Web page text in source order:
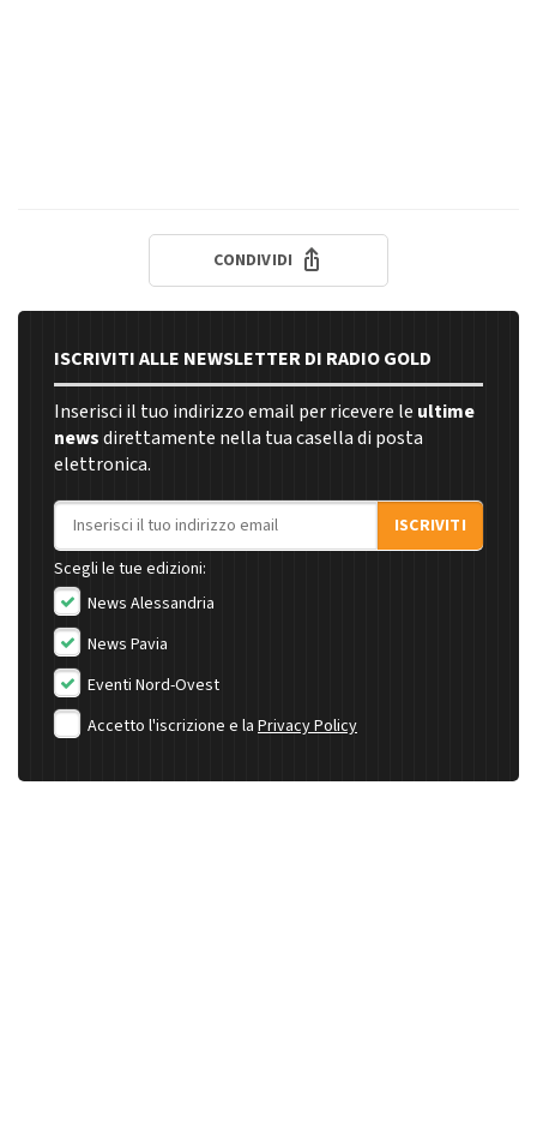
CONDIVIDI
ISCRIVITI ALLE NEWSLETTER DI RADIO GOLD
Inserisci il tuo indirizzo email per ricevere le ultime
newsdirettamente nella tua casella di posta
elettronica.
Indirizzo email
ISCRIVITI
Scegli le tue edizioni:
News Alessandria
News Pavia
Eventi Nord-Ovest
Accetto l'iscrizione e la Privacy Policy